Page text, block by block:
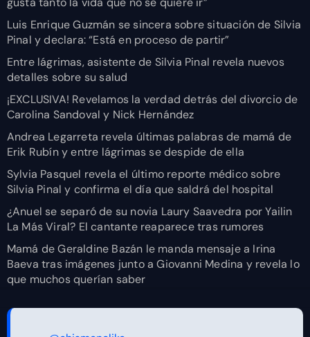
Luis Enrique Guzmán se sincera sobre situación de Silvia
Pinal y declara: “Está en proceso de partir”
Entre lágrimas, asistente de Silvia Pinal revela nuevos
detalles sobre su salud
¡EXCLUSIVA! Revelamos la verdad detrás del divorcio de
Carolina Sandoval y Nick Hernández
Andrea Legarreta revela últimas palabras de mamá de
Erik Rubín y entre lágrimas se despide de ella
Sylvia Pasquel revela el último reporte médico sobre
Silvia Pinal y confirma el día que saldrá del hospital
¿Anuel se separó de su novia Laury Saavedra por Yailin
La Más Viral? El cantante reaparece tras rumores
Mamá de Geraldine Bazán le manda mensaje a Irina
Baeva tras imágenes junto a Giovanni Medina y revela lo
que muchos querían saber